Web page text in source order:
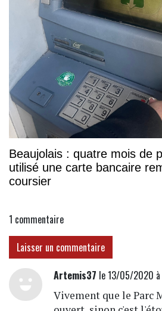
Beaujolais : quatre mois de
utilisé une carte bancaire
coursier
1 commentaire
Laisser un commentaire
Artemis37 le 13/05/2020
Vivement que le Parc